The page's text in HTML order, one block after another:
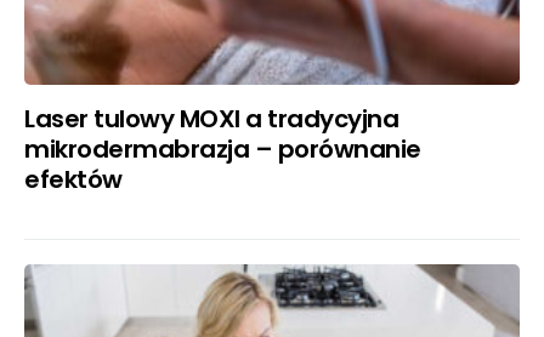
Laser tulowy MOXI a tradycyjna
mikrodermabrazja – porównanie
efektów